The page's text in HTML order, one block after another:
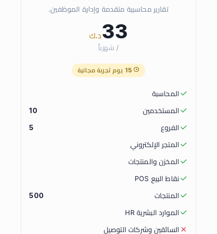
تقارير محاسبية متقدمة وإدارة الموظفين.
33د.ك
/ شهرياً
15 يوم تجربة مجانية
المحاسبة
المستخدمين 10
الفروع 5
المتجر الإلكتروني
المخزن والمنتجات
نقاط البيع POS
المنتجات 500
الموارد البشرية HR
السائقين وشركات التوصيل